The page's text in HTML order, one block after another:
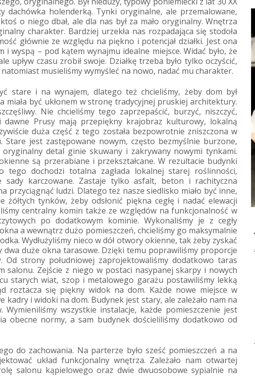
holenderką. Tynki oryginalne, ale przemalowane,
o niego dbał, ale dla nas był za mało oryginalny. Wnętrza
charakter. Bardziej urzekła nas rozpadająca się stodoła
głównie ze względu na piękno i potencjał działki. Jest ona
wyspą – pod kątem wynajmu idealne miejsce. Widać było, że
upływ czasu zrobił swoje. Działkę trzeba było tylko oczyścić,
musieliśmy wymyśleć na nowo, nadać mu charakter.
stare i na wynajem, dlatego też chcieliśmy, żeby dom był
być ukłonem w stronę tradycyjnej pruskiej architektury.
Nie chcieliśmy tego zaprzepaścić, burzyć, niszczyć,
Prusy mają przepiękny krajobraz kulturowy, lokalną
duża część z tego została bezpowrotnie zniszczona w
jest zastępowane nowym, często bezmyślnie burzone,
detal ginie skuwany i zakrywany nowymi tynkami.
są przerabiane i przekształcane. W rezultacie budynki
dochodzi totalna zagłada lokalnej starej roślinności,
sady karczowane. Zastaje tylko asfalt, beton i rachityczna
ludzi. Dlatego też nasze siedlisko miało być inne,
tynków, żeby odsłonić piękna cegłę i nadać elewacji
centralny komin także ze względów na funkcjonalność w
po dodatkowym kominie. Wykonaliśmy je z cegły
a wewnątrz dużo pomieszczeń, chcieliśmy go maksymalnie
Wydłużyliśmy nieco w dół otwory okienne, tak żeby zyskać
duże okna tarasowe. Dzięki temu poprawiliśmy proporcje
Od strony południowej zaprojektowaliśmy dodatkowo taras
salonu. Zejście z niego w postaci nasypanej skarpy i nowych
starych wiat, szop i metalowego garażu postawiliśmy lekką
roztacza się piękny widok na dom. Każde nowe miejsce w
kadry i widoki na dom. Budynek jest stary, ale zależało nam na
wszystkie instalacje, każde pomieszczenie jest
obecne normy, a sam budynek dościeliliśmy dodatkowo od
do zachowania. Na parterze było sześć pomieszczeń a na
układ funkcjonalny wnętrza. Zależało nam otwartej
salonu kąpielowego oraz dwie dwuosobowe sypialnie na